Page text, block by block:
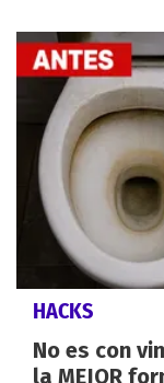
HACKS
No es con
la MEJOR